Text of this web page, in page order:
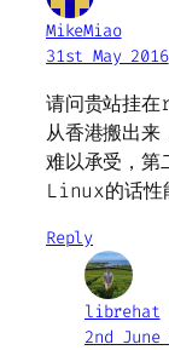
MikeMiao
31st May 2016
请问贵站挂
从香港搬出来
难以承受，
Linux的话性
Reply
librehat
2nd June